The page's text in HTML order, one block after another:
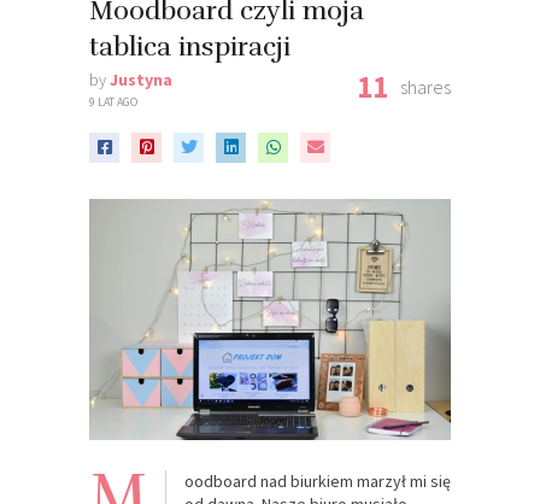
Moodboard czyli moja
tablica inspiracji
byJustyna
9 LAT AGO 11 shares
oodboard nad biurkiem marzył mi się